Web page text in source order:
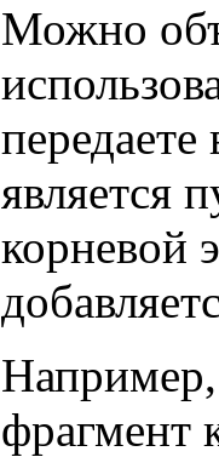
Можно
передаете
является
корневой
фрагмент